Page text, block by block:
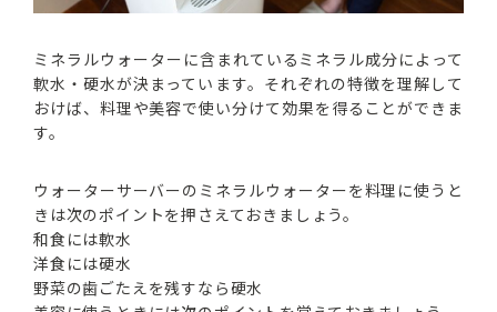
ミネラルウォーターに含まれているミネラル成分によって
軟水・硬水が決まっています。それぞれの特徴を理解して
おけば、料理や美容で使い分けて効果を得ることができま
す。
ウォーターサーバーのミネラルウォーターを料理に使うと
きは次のポイントを押さえておきましょう。
和食には軟水
洋食には硬水
野菜の歯ごたえを残すなら硬水